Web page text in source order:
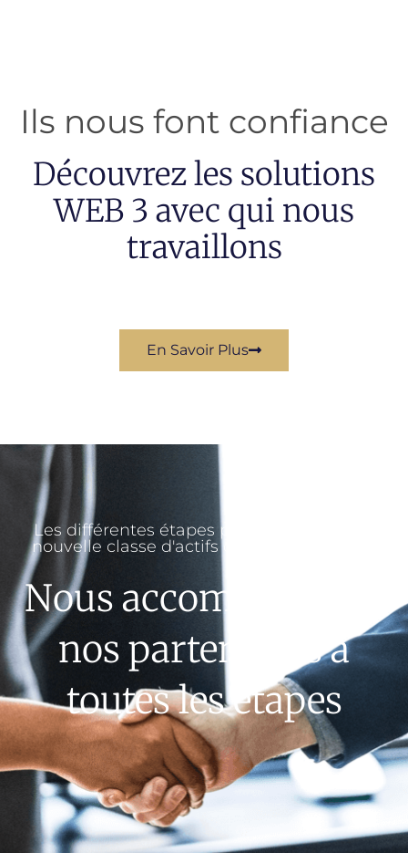
Ils nous font confiance
Découvrez les solutions
WEB 3 avec qui nous
travaillons
En Savoir Plus
Les différentes étapes pour intégrer cette
nouvelle classe d'actifs dans votre cabinet
Nous accompagnons
nos partenaires à
toutes les étapes